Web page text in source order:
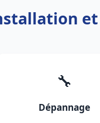
🔧
Dépannage